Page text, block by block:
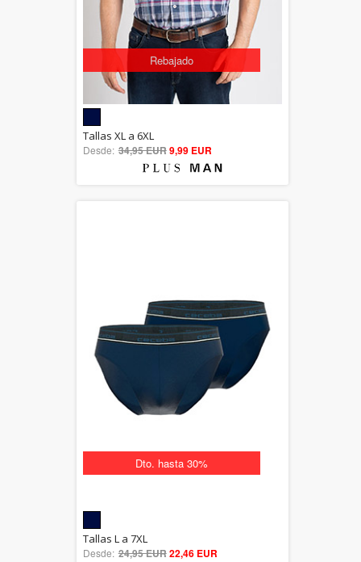
Rebajado
5.00
out of 5
Tallas XL a 6XL
Desde: 34,95 EUR9,99 EUR
Dto. hasta 30%
out of 5
Tallas L a 7XL
Desde: 24,95 EUR22,46 EUR